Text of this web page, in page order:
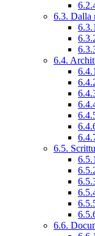
6.3. Dalla
6.4.
6.5.
6.6.